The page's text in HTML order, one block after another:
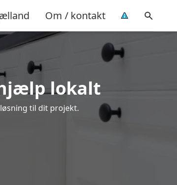
Om / kontakt
lokalt
til dit projekt.